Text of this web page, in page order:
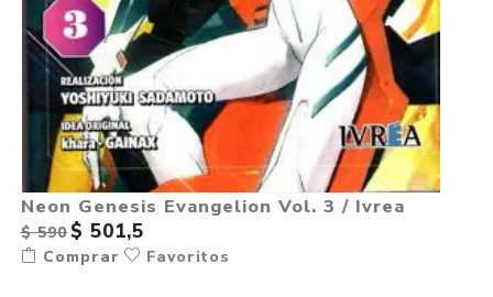
Neon Genesis Evangelion Vol. 3 / Ivrea
$ 590 $ 501,5
Comprar Favoritos